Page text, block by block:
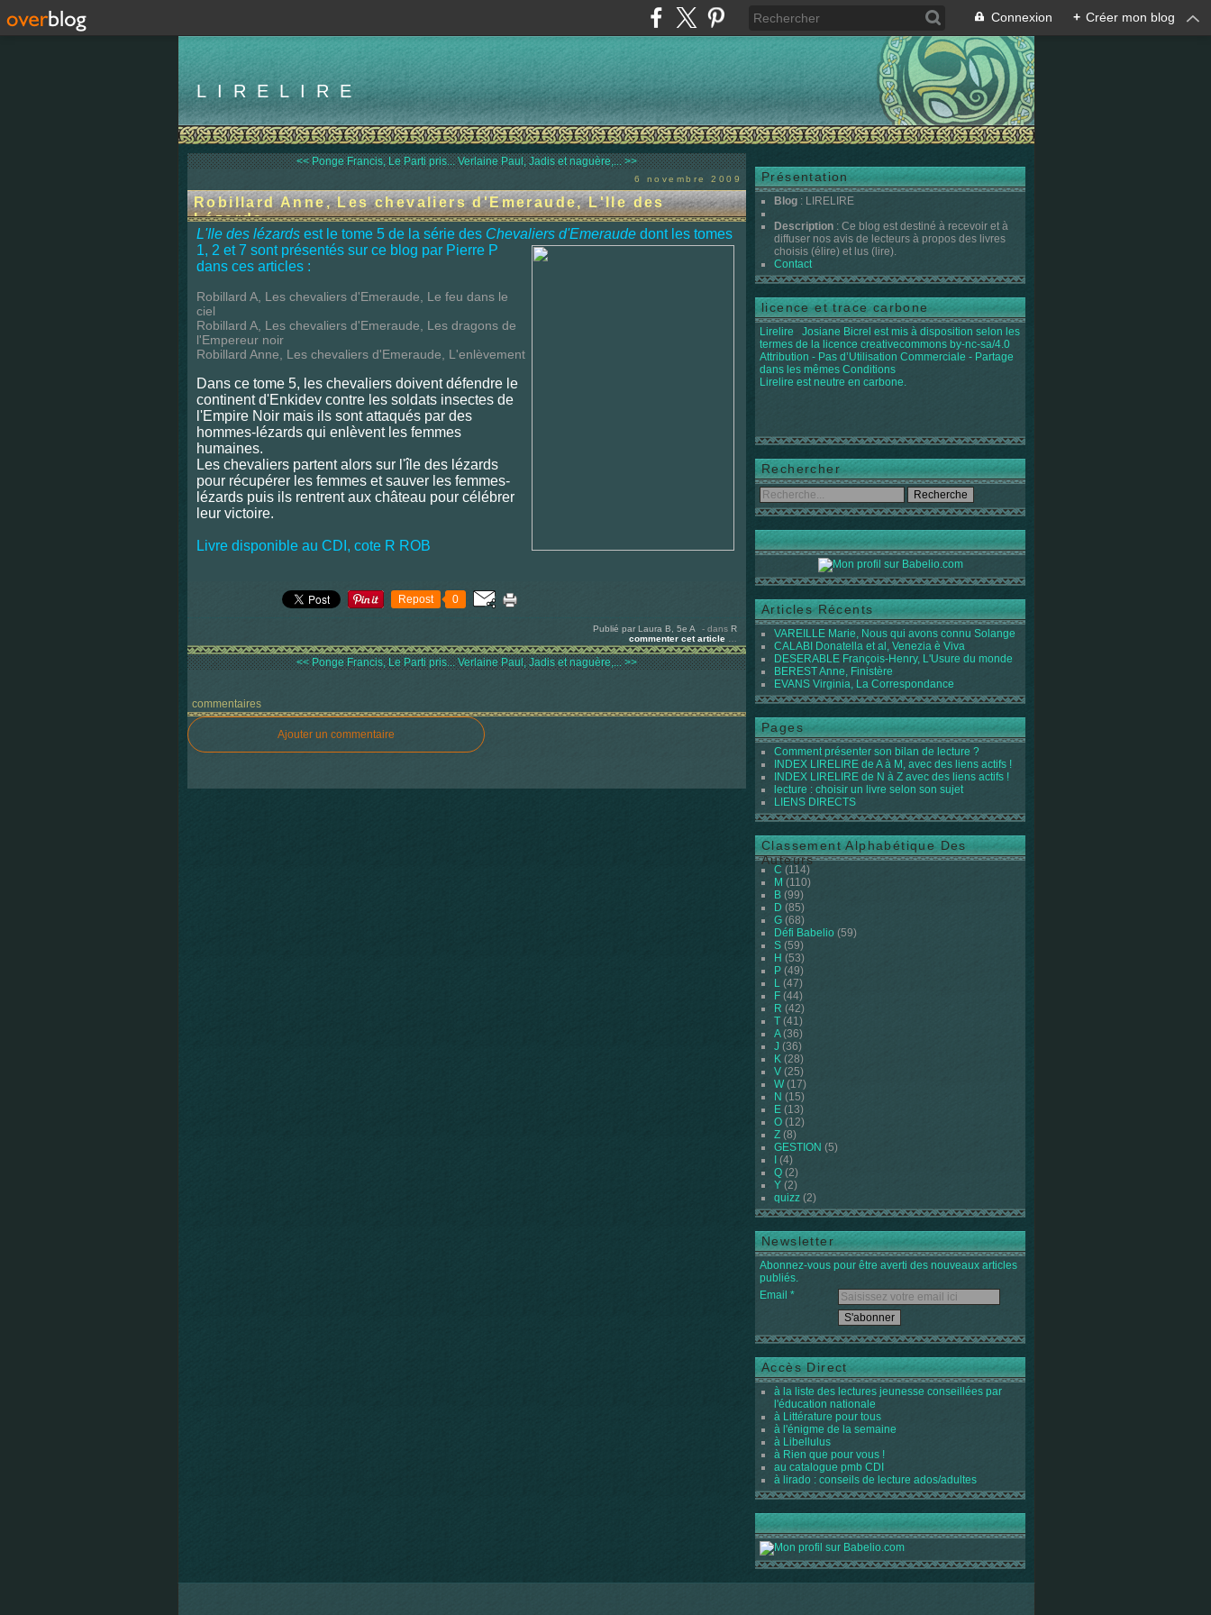
Connexion + Créer mon blog
LIRELIRE
<< Ponge Francis, Le Parti pris... Verlaine Paul, Jadis et naguère,... >>
6 novembre 2009
Robillard Anne, Les chevaliers d'Emeraude, L'Ile des
Lézards
L'Ile des lézards est le tome 5 de la série des Chevaliers d'Emeraude dont les tomes
1, 2 et 7 sont présentés sur ce blog par Pierre P
dans ces articles :
Robillard A, Les chevaliers d'Emeraude, Le feu dans le
ciel
Robillard A, Les chevaliers d'Emeraude, Les dragons de
l'Empereur noir
Robillard Anne, Les chevaliers d'Emeraude, L'enlèvement
Dans ce tome 5, les chevaliers doivent défendre le
continent d'Enkidev contre les soldats insectes de
l'Empire Noir mais ils sont attaqués par des
hommes-lézards qui enlèvent les femmes
humaines.
Les chevaliers partent alors sur l'île des lézards
pour récupérer les femmes et sauver les femmes-
lézards puis ils rentrent aux château pour célébrer
leur victoire.
Livre disponible au CDI, cote R ROB
Repost 0
Publié par Laura B, 5e A - dans R
commenter cet article
<< Ponge Francis, Le Parti pris... Verlaine Paul, Jadis et naguère,... >>
commentaires
Ajouter un commentaire
Présentation
Blog : LIRELIRE
Description : Ce blog est destiné à recevoir et à
diffuser nos avis de lecteurs à propos des livres
choisis (élire) et lus (lire).
Contact
licence et trace carbone
Lirelire Josiane Bicrel est mis à disposition selon les
termes de la licence creativecommons by-nc-sa/4.0
Attribution - Pas d’Utilisation Commerciale - Partage
dans les mêmes Conditions
Lirelire est neutre en carbone.
Rechercher
Articles Récents
VAREILLE Marie, Nous qui avons connu Solange
CALABI Donatella et al, Venezia è Viva
DESERABLE François-Henry, L'Usure du monde
BEREST Anne, Finistère
EVANS Virginia, La Correspondance
Pages
Comment présenter son bilan de lecture ?
INDEX LIRELIRE de A à M, avec des liens actifs !
INDEX LIRELIRE de N à Z avec des liens actifs !
lecture : choisir un livre selon son sujet
LIENS DIRECTS
Classement Alphabétique Des
Auteurs
C (114)
M (110)
B (99)
D (85)
G (68)
Défi Babelio (59)
S (59)
H (53)
P (49)
L (47)
F (44)
R (42)
T (41)
A(36)
J (36)
K (28)
V (25)
W(17)
N (15)
E (13)
O (12)
Z (8)
GESTION (5)
(4)
Q (2)
Y (2)
quizz (2)
Newsletter
Abonnez-vous pour être averti des nouveaux articles
publiés.
Email
Accès Direct
à la liste des lectures jeunesse conseillées par
l'éducation nationale
à Littérature pour tous
à l'énigme de la semaine
à Libellulus
à Rien que pour vous !
au catalogue pmb CDI
à lirado : conseils de lecture ados/adultes